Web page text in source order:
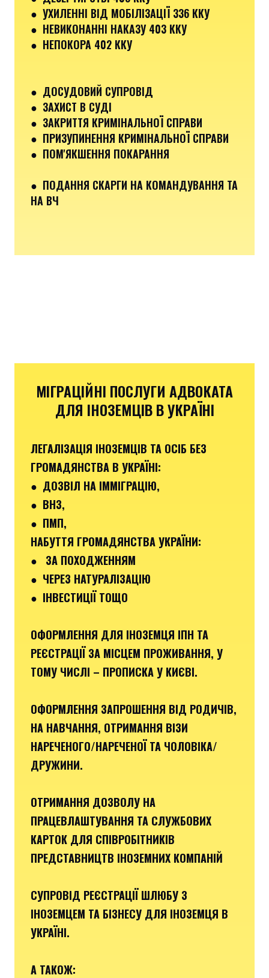
● УХИЛЕННІ ВІД МОБІЛІЗАЦІЇ 336 ККУ
● НЕВИКОНАННІ НАКАЗУ 403 ККУ
● НЕПОКОРА 402 ККУ
● ДОСУДОВИЙ СУПРОВІД
● ЗАХИСТ В СУДІ
● ЗАКРИТТЯ КРИМІНАЛЬНОЇ СПРАВИ
● ПРИЗУПИНЕННЯ КРИМІНАЛЬНОЇ СПРАВИ
● ПОМ'ЯКШЕННЯ ПОКАРАННЯ
● ПОДАННЯ СКАРГИ НА КОМАНДУВАННЯ ТА
НА ВЧ
МІГРАЦІЙНІ ПОСЛУГИ АДВОКАТА
ДЛЯ ІНОЗЕМЦІВ В УКРАЇНІ
ЛЕГАЛІЗАЦІЯ ІНОЗЕМЦІВ ТА ОСІБ БЕЗ
ГРОМАДЯНСТВА В УКРАЇНІ:
● ДОЗВІЛ НА ІММІГРАЦІЮ,
● ВНЗ,
● ПМП,
НАБУТТЯ ГРОМАДЯНСТВА УКРАЇНИ:
● ЗА ПОХОДЖЕННЯМ
● ЧЕРЕЗ НАТУРАЛІЗАЦІЮ
● ІНВЕСТИЦІЇ ТОЩО
ОФОРМЛЕННЯ ДЛЯ ІНОЗЕМЦЯ ІПН ТА
РЕЄСТРАЦІЇ ЗА МІСЦЕМ ПРОЖИВАННЯ, У
ТОМУ ЧИСЛІ – ПРОПИСКА У КИЄВІ.
ОФОРМЛЕННЯ ЗАПРОШЕННЯ ВІД РОДИЧІВ,
НА НАВЧАННЯ, ОТРИМАННЯ ВІЗИ
НАРЕЧЕНОГО/НАРЕЧЕНОЇ ТА ЧОЛОВІКА/
ДРУЖИНИ.
ОТРИМАННЯ ДОЗВОЛУ НА
ПРАЦЕВЛАШТУВАННЯ ТА СЛУЖБОВИХ
КАРТОК ДЛЯ СПІВРОБІТНИКІВ
ПРЕДСТАВНИЦТВ ІНОЗЕМНИХ КОМПАНІЙ
СУПРОВІД РЕЄСТРАЦІЇ ШЛЮБУ З
ІНОЗЕМЦЕМ ТА БІЗНЕСУ ДЛЯ ІНОЗЕМЦЯ В
УКРАЇНІ.
А ТАКОЖ: